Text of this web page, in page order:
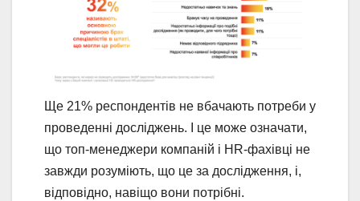
Ще 21% респондентів не вбачають потреби у
проведенні досліджень. І це може означати,
що топ-менеджери компаній і HR-фахівці не
завжди розуміють, що це за дослідження, і,
відповідно, навіщо вони потрібні.